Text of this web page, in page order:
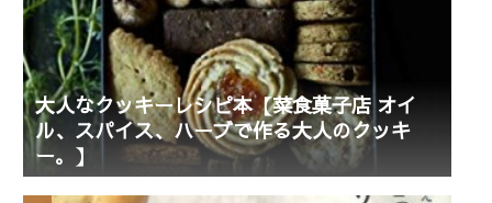
大人なクッキーレシピ本【菜食菓子店 オイ
ル、スパイス、ハーブで作る大人のクッキ
ー。】